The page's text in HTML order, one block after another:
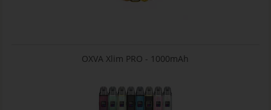
OXVA Xlim PRO - 1000mAh